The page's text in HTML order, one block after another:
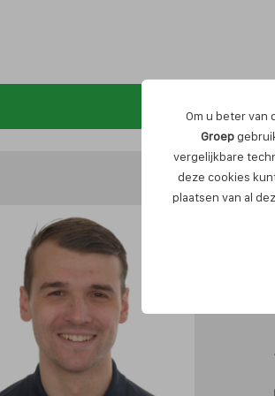
Om u beter van
Groep
vergelijkbare
deze cookies
plaatsen van al